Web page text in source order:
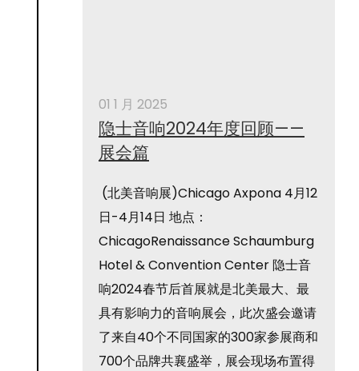
01 1 月 2025
隐士音响2024年度回顾——
展会篇
(北美音响展)Chicago Axpona 4月12
日-4月14日 地点：
ChicagoRenaissance Schaumburg
Hotel & Convention Center 隐士音
响2024春节后首展就是北美最大、最
具有影响力的音响展会，此次盛会邀请
了来自40个不同国家的300家参展商和
700个品牌共襄盛举，展会现场布置得